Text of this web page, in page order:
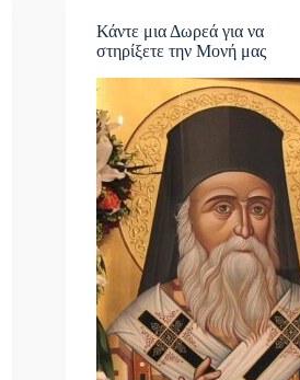
Κάντε μια Δωρεά για να
στηρίξετε την Μονή μας